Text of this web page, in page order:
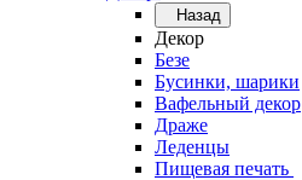
Назад
Декор
Безе
Бусинки, шарики
Вафельный декор
Драже
Леденцы
Пищевая печать